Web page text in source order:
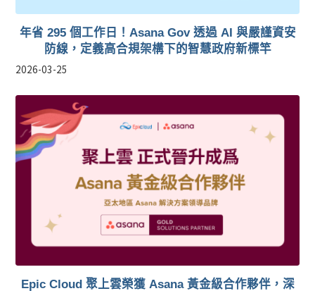
年省 295 個工作日！Asana Gov 透過 AI 與嚴謹資安
防線，定義高合規架構下的智慧政府新標竿
2026-03-25
Epic Cloud 聚上雲榮獲 Asana 黃金級合作夥伴，深